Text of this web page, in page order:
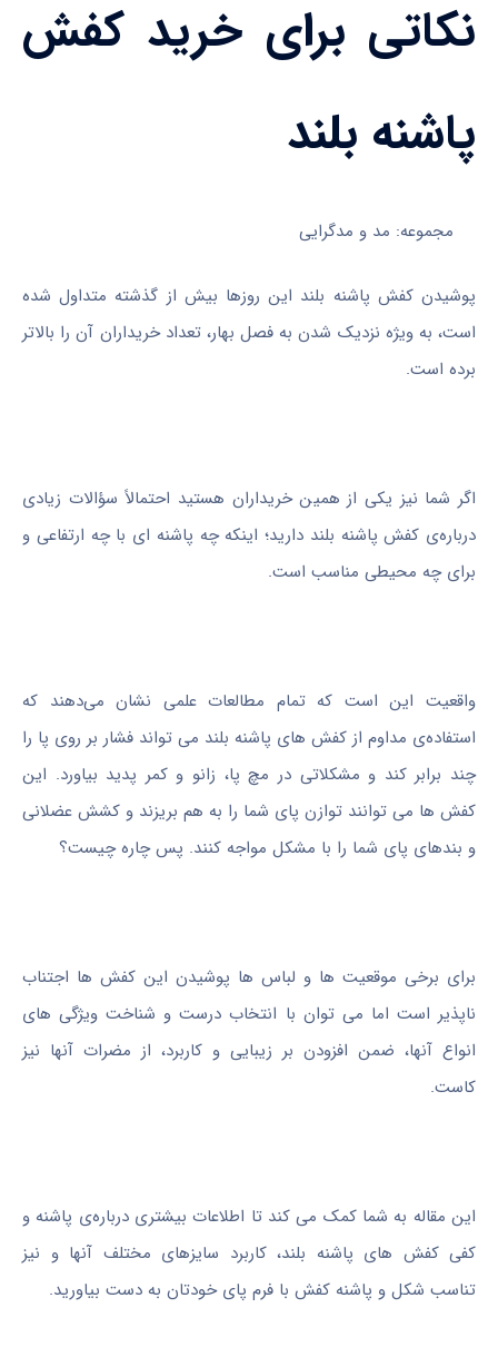
نکاتی برای خرید کفش
پاشنه بلند
مجموعه: مد و مدگرایی
پوشیدن کفش پاشنه بلند این روزها بیش از گذشته متداول شده
است، به ویژه نزدیک شدن به فصل بهار، تعداد خریداران آن را بالاتر
برده است.
اگر شما نیز یکی از همین خریداران هستید احتمالاً سؤالات زیادی
درباره‌ی کفش پاشنه بلند دارید؛ اینکه چه پاشنه ای با چه ارتفاعی و
برای چه محیطی مناسب است.
واقعیت این است که تمام مطالعات علمی نشان می‌دهند که
استفاده‌ی مداوم از کفش های پاشنه بلند می تواند فشار بر روی پا را
چند برابر کند و مشکلاتی در مچ پا، زانو و کمر پدید بیاورد. این
کفش ها می توانند توازن پای شما را به هم بریزند و کشش عضلانی
و بندهای پای شما را با مشکل مواجه کنند. پس چاره چیست؟
برای برخی موقعیت ها و لباس ها پوشیدن این کفش ها اجتناب
ناپذیر است اما می توان با انتخاب درست و شناخت ویژگی های
انواع آنها، ضمن افزودن بر زیبایی و کاربرد، از مضرات آنها نیز
کاست.
این مقاله به شما کمک می کند تا اطلاعات بیشتری درباره‌ی پاشنه و
کفی کفش های پاشنه بلند، کاربرد سایزهای مختلف آنها و نیز
تناسب شکل و پاشنه کفش با فرم پای خودتان به دست بیاورید.